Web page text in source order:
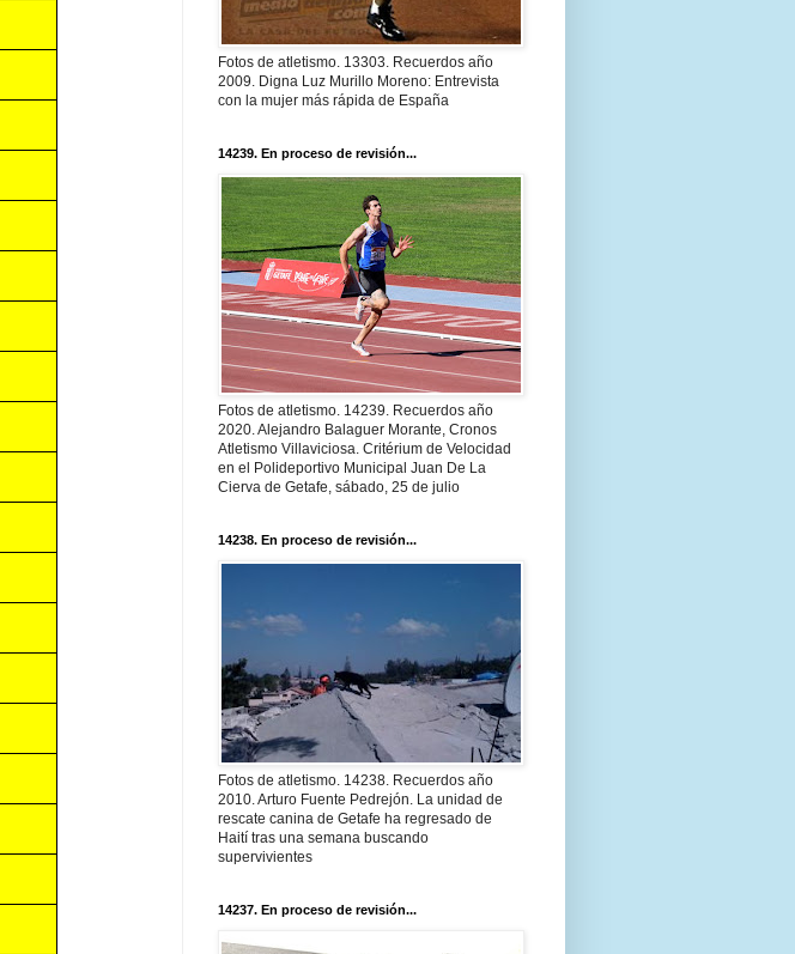
Fotos de atletismo. 13303. Recuerdos año
2009. Digna Luz Murillo Moreno: Entrevista
con la mujer más rápida de España
14239. En proceso de revisión...
Fotos de atletismo. 14239. Recuerdos año
2020. Alejandro Balaguer Morante, Cronos
Atletismo Villaviciosa. Critérium de Velocidad
en el Polideportivo Municipal Juan De La
Cierva de Getafe, sábado, 25 de julio
14238. En proceso de revisión...
Fotos de atletismo. 14238. Recuerdos año
2010. Arturo Fuente Pedrejón. La unidad de
rescate canina de Getafe ha regresado de
Haití tras una semana buscando
supervivientes
14237. En proceso de revisión...